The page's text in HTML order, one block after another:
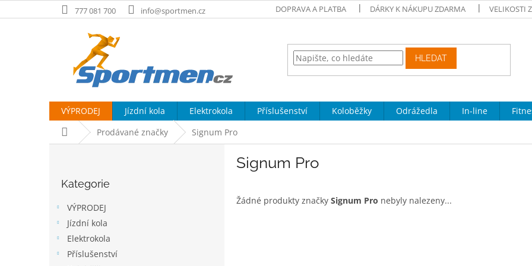
na
777 081 700 info@sportmen.cz DOPRAVA A PLATBA DÁRKY K NÁKUPU ZDARMA VELIKOSTI
HLEDAT
VÝPRODEJ Jízdní kola Elektrokola Příslušenství Koloběžky Odrážedla In-line
Domů Prodávané značky Signum Pro
kategorie
Kategorie
VÝPRODEJ
Jízdní kola
Elektrokola
Příslušenství
Signum Pro
Žádné produkty značky Signum Pro nebyly nalezeny...